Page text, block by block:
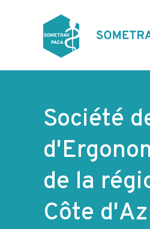
Société
de la
Côte